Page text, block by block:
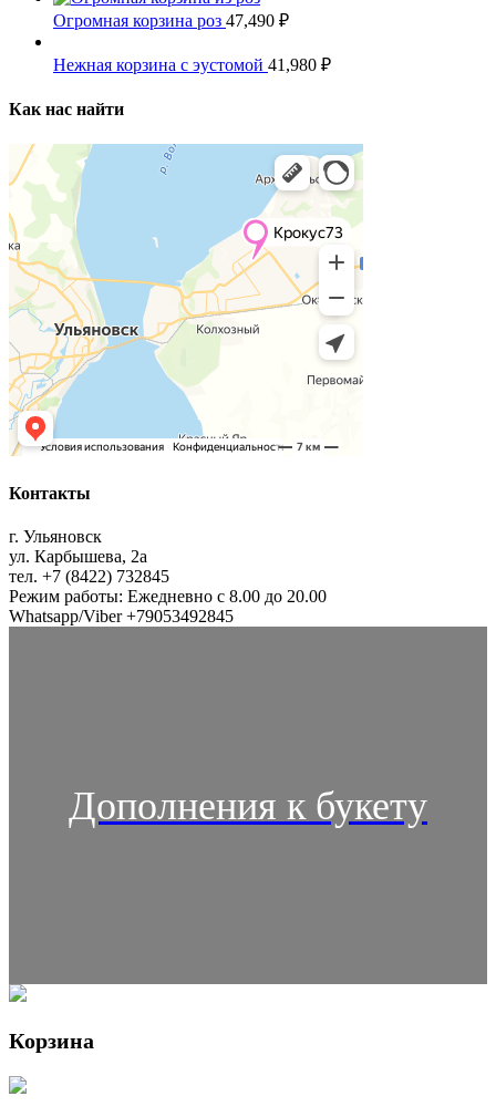
Огромная корзина роз 47,490 ₽
Нежная корзина с эустомой 41,980 ₽
Как нас найти
Контакты
г. Ульяновск
ул. Карбышева, 2а
тел. +7 (8422) 732845
Режим работы: Ежедневно с 8.00 до 20.00
Whatsapp/Viber +79053492845
Дополнения к букету
Корзина